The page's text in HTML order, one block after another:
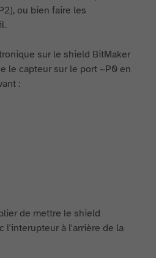
ou bien faire les
sur le shield BitMaker
le capteur sur le port ~P0 en
:
de mettre le shield
l'interupteur à l'arrière de la